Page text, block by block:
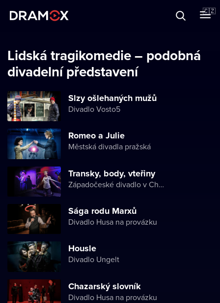
🇨🇿
Registrujte se
Lidská tragikomedie – podobná
divadelní představení
Slzy ošlehaných mužů
Divadlo Vosto5
Romeo a Julie
Městská divadla pražská
Transky, body, vteřiny
Západočeské divadlo v Chebu
Sága rodu Marxů
Divadlo Husa na provázku
Housle
Divadlo Ungelt
Chazarský slovník
Divadlo Husa na provázku